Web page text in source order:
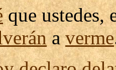
que ustedes,
averme